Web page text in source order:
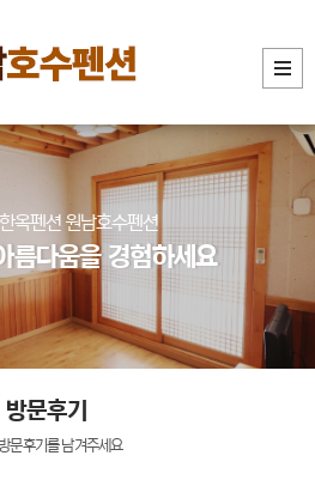
옥펜션 원남호수펜션
름다움을 경험하세요
방문후기
문후기를 남겨주세요